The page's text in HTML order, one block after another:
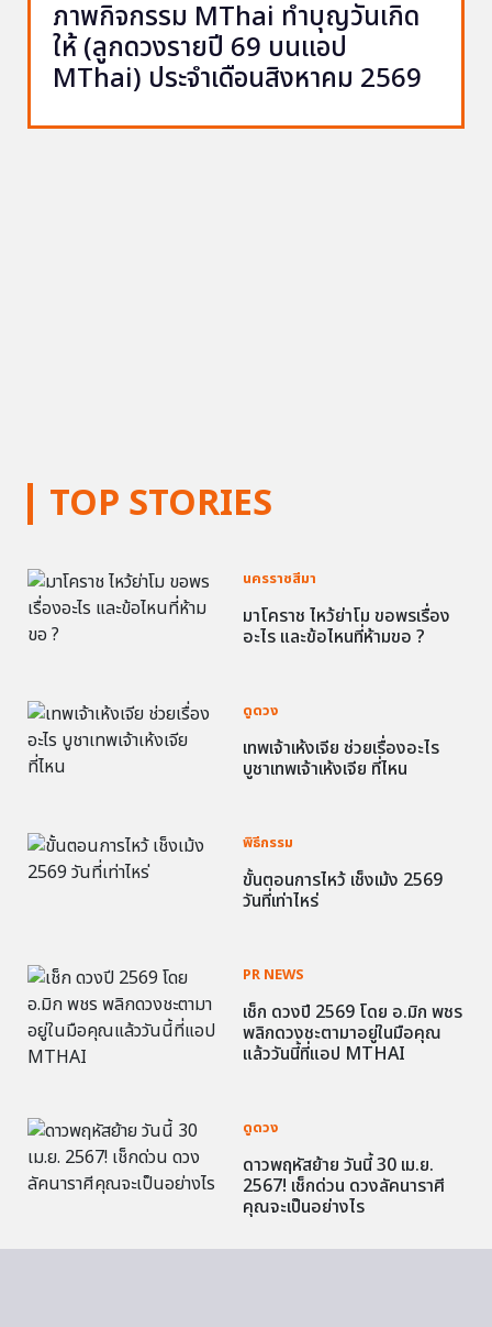
TOP STORIES
นครราชสีมา
มาโคราช ไหว้ย่าโม ขอพรเรื่อง
อะไร และข้อไหนที่ห้ามขอ ?
ดูดวง
เทพเจ้าเห้งเจีย ช่วยเรื่องอะไร
บูชาเทพเจ้าเห้งเจีย ที่ไหน
พิธีกรรม
ขั้นตอนการไหว้ เช็งเม้ง 2569
วันที่เท่าไหร่
PR NEWS
เช็ก ดวงปี 2569 โดย อ.มิก พชร
พลิกดวงชะตามาอยู่ในมือคุณ
แล้ววันนี้ที่แอป MTHAI
ดูดวง
ดาวพฤหัสย้าย วันนี้ 30 เม.ย.
2567! เช็กด่วน ดวงลัคนาราศี
คุณจะเป็นอย่างไร
ภาพกิจกรรม MThai ทำบุญวันเกิด
ให้ (ลูกดวงรายปี 69 บนแอป
MThai) ประจำเดือนสิงหาคม 2569